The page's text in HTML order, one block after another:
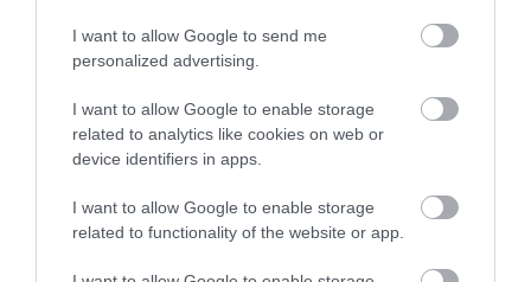
I want to allow Google to send me
personalized advertising.
I want to allow Google to enable storage
related to analytics like cookies on web or
device identifiers in apps.
I want to allow Google to enable storage
related to functionality of the website or app.
Τα στοιχεία της στατιστικής υπηρεσίας
δείχνουν ότι τα υψηλότερα ποσοστά e-
shoppers το 2021 καταγράφηκαν στην
Ολλανδία (94%), στη Δανία (92%) και στη
Σουηδία (89%). Στον αντίποδα, οι λιγότερο
φανατικοί Ευρωπαίοι με το online shopping